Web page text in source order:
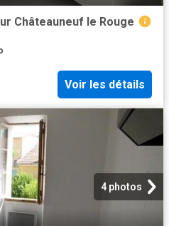
Châteauneuf le Rouge
Voir les détails
4 photos